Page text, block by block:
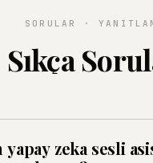
SORULAR ·
Sıkça
yapay zeka sesli